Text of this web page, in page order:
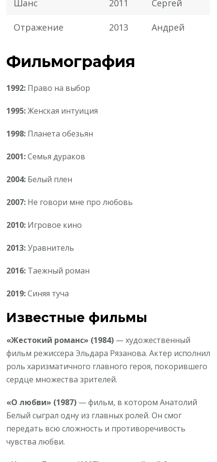
Шанс 2011 Сергей
Отражение 2013 Андрей
Фильмография
1992: Право на выбор
1995:Женская интуиция
1998: Планета обезьян
2001:Семья дураков
2004: Белый плен
2007: Не говори мне про любовь
2010: Игровое кино
2013:Уравнитель
2016: Таежный роман
2019:Синяя туча
Известные фильмы
«Жестокий романс» (1984) — художественный
фильм режиссера Эльдара Рязанова. Актер исполнил
роль харизматичного главного героя, покорившего
сердце множества зрителей.
«О любви» (1987) — фильм, в котором Анатолий
Белый сыграл одну из главных ролей. Он смог
передать всю сложность и противоречивость
чувства любви.